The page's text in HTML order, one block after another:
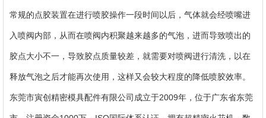
常规的点胶装置在进行喷胶操作一段时间以后，气体就会经喷嘴进
入喷阀内部，从而在喷阀内积聚越来越多的气泡，进而导致喷出的
胶点大小不一，导致胶点质量较差，就需要对喷阀进行清洗，以在
释放气泡之后才能再次使用，这样又会较大程度的降低喷胶效率。
东莞市寅创精密模具配件有限公司成立于2009年，位于广东省东莞